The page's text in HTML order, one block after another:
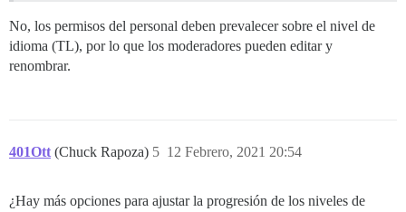
No, los permisos del personal deben prevalecer sobre el nivel de
idioma (TL), por lo que los moderadores pueden editar y
renombrar.
401Ott (Chuck Rapoza) 12 Febrero, 2021 20:54
5
¿Hay más opciones para ajustar la progresión de los niveles de